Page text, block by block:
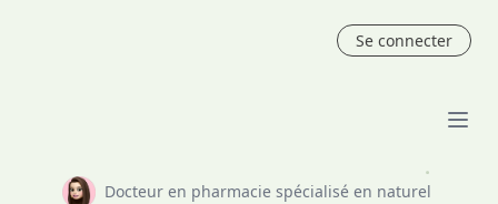
Se connecter
Docteur en pharmacie spécialisé en naturel